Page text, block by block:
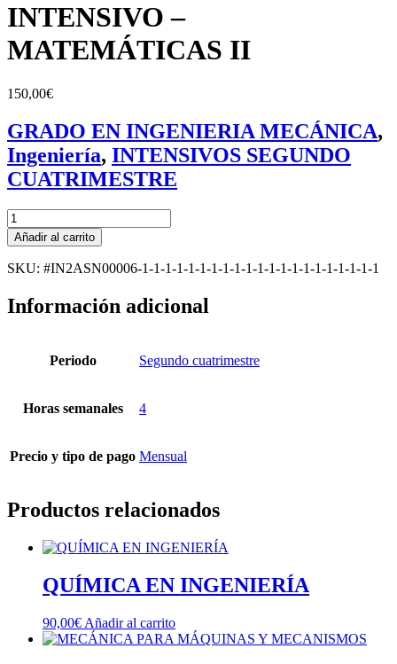
INTENSIVO –
MATEMÁTICAS II
150,00€
GRADO EN INGENIERIA MECÁNICA,
Ingeniería, INTENSIVOS SEGUNDO
CUATRIMESTRE
INTENSIVO
-
MATEMÁTICAS
II
Añadir al carrito
SKU: #IN2ASN00006-1-1-1-1-1-1-1-1-1-1-1-1-1-1-1-1-1-1-1-1-1
Información adicional
Periodo Segundo cuatrimestre
Horas semanales 4
Precio y tipo de pago Mensual
Productos relacionados
QUÍMICA EN INGENIERÍA
90,00€ Añadir al carrito